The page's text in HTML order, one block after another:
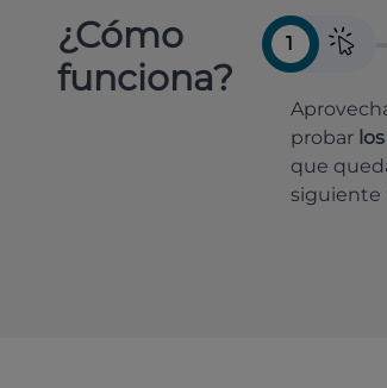
¿Cómo
funciona?
1
probar
que
siguiente